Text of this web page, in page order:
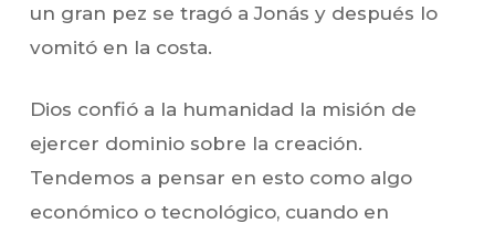
un gran pez se tragó a Jonás y después lo
vomitó en la costa.
Dios confió a la humanidad la misión de
ejercer dominio sobre la creación.
Tendemos a pensar en esto como algo
económico o tecnológico, cuando en